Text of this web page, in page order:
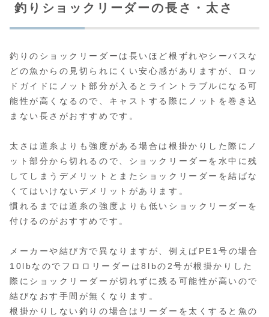
釣りショックリーダーの長さ・太さ
釣りのショックリーダーは長いほど根ずれやシーバスな
どの魚からの見切られにくい安心感がありますが、ロッ
ドガイドにノット部分が入るとライントラブルになる可
能性が高くなるので、キャストする際にノットを巻き込
まない長さがおすすめです。
太さは道糸よりも強度がある場合は根掛かりした際にノ
ット部分から切れるので、ショックリーダーを水中に残
してしまうデメリットとまたショックリーダーを結ばな
くてはいけないデメリットがあります。
慣れるまでは道糸の強度よりも低いショックリーダーを
付けるのがおすすめです。
メーカーや結び方で異なりますが、例えばPE1号の場合
10lbなのでフロロリーダーは8lbの2号が根掛かりした
際にショックリーダーが切れずに残る可能性が高いので
結びなおす手間が無くなります。
根掛かりしない釣りの場合はリーダーを太くすると魚の